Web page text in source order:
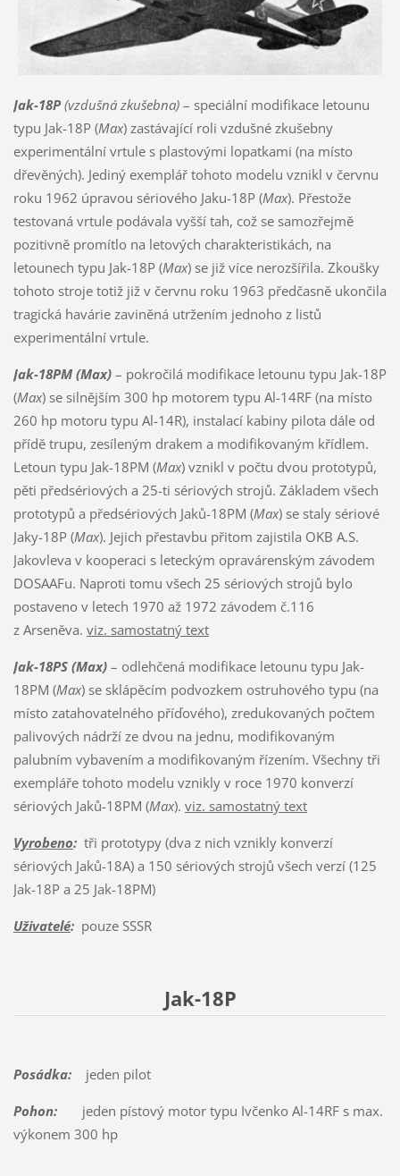
Jak-18P(vzdušná zkušebna)– speciální modifikace letounu
typu Jak-18P (Max) zastávající roli vzdušné zkušebny
experimentální vrtule s plastovými lopatkami (na místo
dřevěných). Jediný exemplář tohoto modelu vznikl v červnu
roku 1962 úpravou sériového Jaku-18P (Max). Přestože
testovaná vrtule podávala vyšší tah, což se samozřejmě
pozitivně promítlo na letových charakteristikách, na
letounech typu Jak-18P (Max) se již více nerozšířila. Zkoušky
tohoto stroje totiž již v červnu roku 1963 předčasně ukončila
tragická havárie zaviněná utržením jednoho z listů
experimentální vrtule.
Jak-18PM (Max)– pokročilá modifikace letounu typu Jak-18P
(Max) se silnějším 300 hp motorem typu Al-14RF (na místo
260 hp motoru typu Al-14R), instalací kabiny pilota dále od
přídě trupu, zesíleným drakem a modifikovaným křídlem.
Letoun typu Jak-18PM (Max) vznikl v počtu dvou prototypů,
pěti předsériových a 25-ti sériových strojů. Základem všech
prototypů a předsériových Jaků-18PM (Max) se staly sériové
Jaky-18P (Max). Jejich přestavbu přitom zajistila OKB A.S.
Jakovleva v kooperaci s leteckým opravárenským závodem
DOSAAFu. Naproti tomu všech 25 sériových strojů bylo
postaveno v letech 1970 až 1972 závodem č.116
z Arseněva. viz. samostatný text
Jak-18PS (Max)– odlehčená modifikace letounu typu Jak-
18PM (Max) se sklápěcím podvozkem ostruhového typu (na
místo zatahovatelného příďového), zredukovaných počtem
palivových nádrží ze dvou na jednu, modifikovaným
palubním vybavením a modifikovaným řízením. Všechny tři
exempláře tohoto modelu vznikly v roce 1970 konverzí
sériových Jaků-18PM (Max). viz. samostatný text
Vyrobeno:tři prototypy (dva z nich vznikly konverzí
sériových Jaků-18A) a 150 sériových strojů všech verzí (125
Jak-18P a 25 Jak-18PM)
Uživatelé:pouze SSSR
Jak-18P
Posádka:jeden pilot
Pohon:jeden pístový motor typu Ivčenko Al-14RF s max.
výkonem 300 hp